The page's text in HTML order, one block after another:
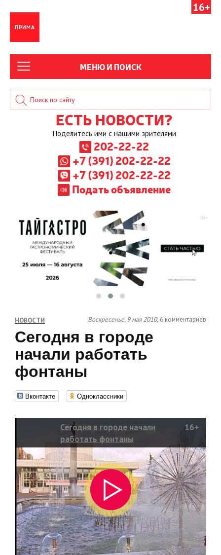
16+
МЕНЮ И ПОИСК
ЕСТЬ НОВОСТИ?
Поделитесь ими с нашими зрителями
202-22-22
+7 (391) 202-22-22
+7 (391) 202-22-22
Подать объявление
НОВОСТИ Воскресенье, 9 мая 2010, 6 комментариев
Сегодня в городе
начали работать
фонтаны
Вконтакте Одноклассники
Сегодня в городе начали
работать фонтаны
16+